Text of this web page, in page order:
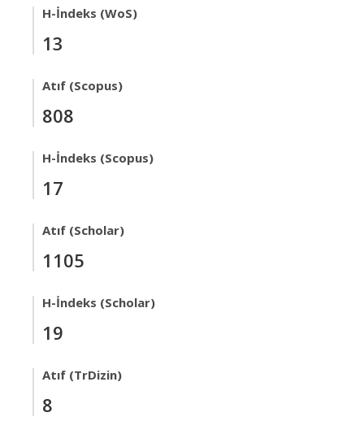
H-İndeks (WoS)
13
Atıf (Scopus)
808
H-İndeks (Scopus)
17
Atıf (Scholar)
1105
H-İndeks (Scholar)
19
Atıf (TrDizin)
8